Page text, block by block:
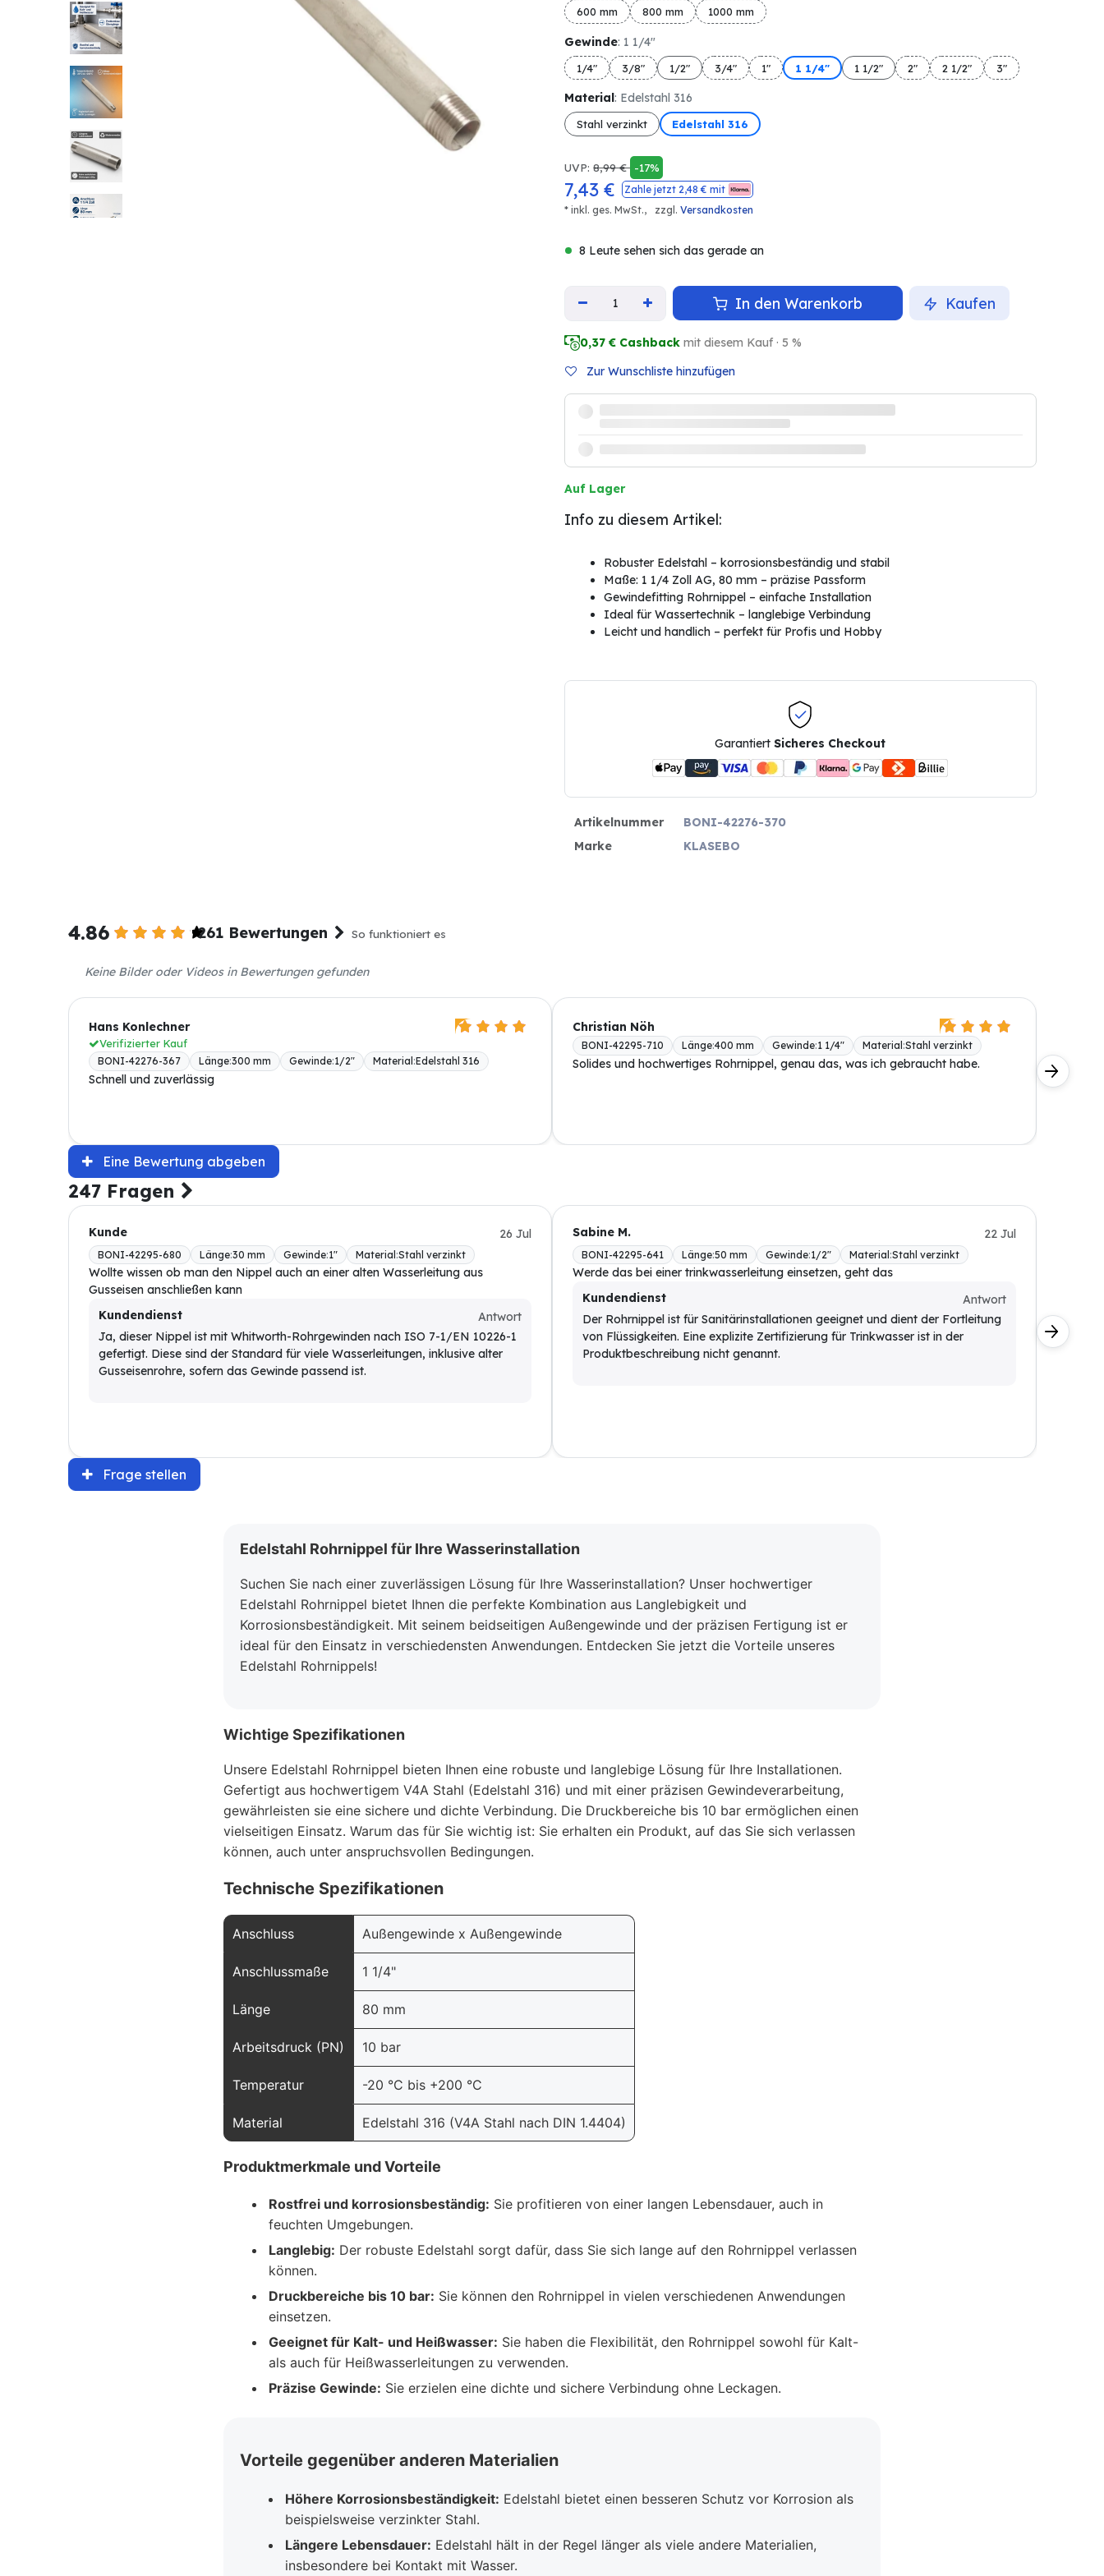
600 mm
800 mm 1000 mm
Gewinde: 1 1/4"
1/4" 3/8" 1/2" 3/4" 1" 1 1/4" 1 1/2" 2" 2 1/2" 3"
Material : Edelstahl 316
Stahl verzinkt Edelstahl 316
UVP: 8,99€ -17%
7,43 € Zahle jetzt 2,48 € mit
* inkl. ges. MwSt.,
zzgl. Versandkosten
8 Leute sehen sich das gerade an
In den Warenkorb Kaufen
0,37 € Cashback mit diesem Kauf · 5 %
Zur Wunschliste hinzufügen
Auf Lager
Info zu diesem Artikel:
Robuster Edelstahl – korrosionsbeständig und stabil
Maße: 1 1/4 Zoll AG, 80 mm – präzise Passform
Gewindefitting Rohrnippel – einfache Installation
Ideal für Wassertechnik – langlebige Verbindung
Leicht und handlich – perfekt für Profis und Hobby
GarantiertSicheres Checkout
Artikelnummer
BONI-42276-370
Marke
KLASEBO
4.86 261 Bewertungen So funktioniert es
Keine Bilder oder Videos in Bewertungen gefunden
Hans Konlechner
Verifizierter Kauf
BONI-42276-367 Länge:300 mm Gewinde:1/2" Material :Edelstahl 316
Schnell und zuverlässig
Christian Nöh
BONI-42295-710 Länge:400 mm Gewinde:1 1/4" Material :Stahl verzinkt
Solides und hochwertiges Rohrnippel, genau das, was ich gebraucht habe.
Diese
Eine Bewertung abgeben
247 Fragen
Kunde 26 Jul
BONI-42295-680 Länge:30 mm Gewinde:1" Material :Stahl verzinkt
Wollte wissen ob man den Nippel auch an einer alten Wasserleitung aus
Gusseisen anschließen kann
Kundendienst
Antwort
Ja, dieser Nippel ist mit Whitworth-Rohrgewinden nach ISO 7-1/EN 10226-1
gefertigt. Diese sind der Standard für viele Wasserleitungen, inklusive alter
Gusseisenrohre, sofern das Gewinde passend ist.
Sabine M. 22 Jul
BONI-42295-641 Länge:50 mm Gewinde:1/2" Material :Stahl verzinkt
Werde das bei einer trinkwasserleitung einsetzen, geht das
Kundendienst
Antwort
Der Rohrnippel ist für Sanitärinstallationen geeignet und dient der Fortleitung
von Flüssigkeiten. Eine explizite Zertifizierung für Trinkwasser ist in der
Produktbeschreibung nicht genannt.
Der
Frage stellen
Edelstahl Rohrnippel für Ihre Wasserinstallation
Suchen Sie nach einer zuverlässigen Lösung für Ihre Wasserinstallation? Unser hochwertiger
Edelstahl Rohrnippel bietet Ihnen die perfekte Kombination aus Langlebigkeit und
Korrosionsbeständigkeit. Mit seinem beidseitigen Außengewinde und der präzisen Fertigung ist er
ideal für den Einsatz in verschiedensten Anwendungen. Entdecken Sie jetzt die Vorteile unseres
Edelstahl Rohrnippels!
Wichtige Spezifikationen
Unsere Edelstahl Rohrnippel bieten Ihnen eine robuste und langlebige Lösung für Ihre Installationen.
Gefertigt aus hochwertigem V4A Stahl (Edelstahl 316) und mit einer präzisen Gewindeverarbeitung,
gewährleisten sie eine sichere und dichte Verbindung. Die Druckbereiche bis 10 bar ermöglichen einen
vielseitigen Einsatz. Warum das für Sie wichtig ist: Sie erhalten ein Produkt, auf das Sie sich verlassen
können, auch unter anspruchsvollen Bedingungen.
Technische Spezifikationen
Anschluss Außengewinde x Außengewinde
Anschlussmaße 1 1/4"
Länge 80 mm
Arbeitsdruck (PN) 10 bar
Temperatur -20 °C bis +200 °C
Material Edelstahl 316 (V4A Stahl nach DIN 1.4404)
Produktmerkmale und Vorteile
Rostfrei und korrosionsbeständig: Sie profitieren von einer langen Lebensdauer, auch in
feuchten Umgebungen.
Langlebig: Der robuste Edelstahl sorgt dafür, dass Sie sich lange auf den Rohrnippel verlassen
können.
Druckbereiche bis 10 bar: Sie können den Rohrnippel in vielen verschiedenen Anwendungen
einsetzen.
Geeignet für Kalt- und Heißwasser: Sie haben die Flexibilität, den Rohrnippel sowohl für Kalt-
als auch für Heißwasserleitungen zu verwenden.
Präzise Gewinde: Sie erzielen eine dichte und sichere Verbindung ohne Leckagen.
Vorteile gegenüber anderen Materialien
Höhere Korrosionsbeständigkeit: Edelstahl bietet einen besseren Schutz vor Korrosion als
beispielsweise verzinkter Stahl.
Längere Lebensdauer: Edelstahl hält in der Regel länger als viele andere Materialien,
insbesondere bei Kontakt mit Wasser.